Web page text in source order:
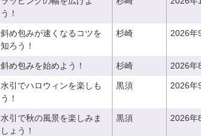
う！
斜め包みが速くなるコツを
知ろう！
杉崎 2026年
斜め包みを始めよう！ 杉崎 2026年
水引でハロウィンを楽しも
う！
黒須 2026年
水引で秋の風景を楽しみま
しょう！
黒須 2026年